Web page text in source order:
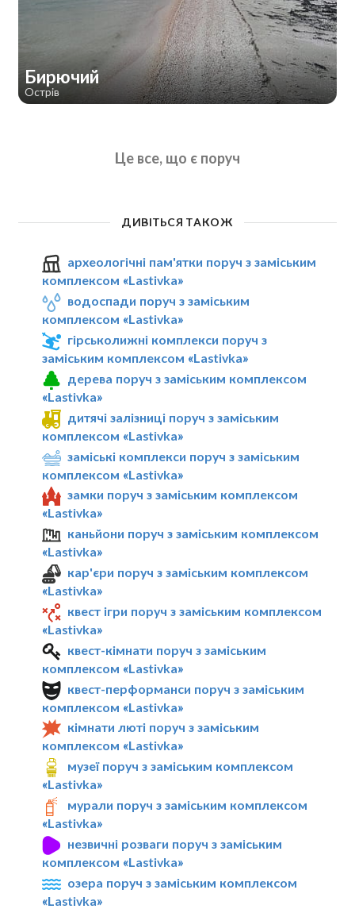
Бирючий
Острів
Це все, що є поруч
ДИВІТЬСЯ ТАКОЖ
археологічні пам'ятки поруч з заміським
комплексом «Lastivka»
водоспади поруч з заміським
комплексом «Lastivka»
гірськолижні комплекси поруч з
заміським комплексом «Lastivka»
дерева поруч з заміським комплексом
«Lastivka»
дитячі залізниці поруч з заміським
комплексом «Lastivka»
заміські комплекси поруч з заміським
комплексом «Lastivka»
замки поруч з заміським комплексом
«Lastivka»
каньйони поруч з заміським комплексом
«Lastivka»
кар'єри поруч з заміським комплексом
«Lastivka»
квест ігри поруч з заміським комплексом
«Lastivka»
квест-кімнати поруч з заміським
комплексом «Lastivka»
квест-перформанси поруч з заміським
комплексом «Lastivka»
кімнати люті поруч з заміським
комплексом «Lastivka»
музеї поруч з заміським комплексом
«Lastivka»
мурали поруч з заміським комплексом
«Lastivka»
незвичні розваги поруч з заміським
комплексом «Lastivka»
озера поруч з заміським комплексом
«Lastivka»